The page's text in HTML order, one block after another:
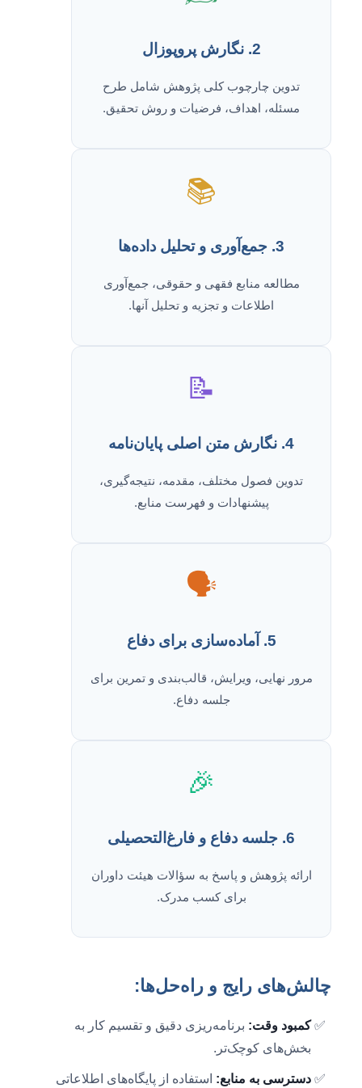
2. نگارش پروپوزال
تدوین چارچوب کلی پژوهش شامل طرح
مسئله، اهداف، فرضیات و روش تحقیق.
📚
3. جمع‌آوری و تحلیل داده‌ها
مطالعه منابع فقهی و حقوقی، جمع‌آوری
اطلاعات و تجزیه و تحلیل آنها.
📝
4. نگارش متن اصلی پایان‌نامه
تدوین فصول مختلف، مقدمه، نتیجه‌گیری،
پیشنهادات و فهرست منابع.
🗣️
5. آماده‌سازی برای دفاع
مرور نهایی، ویرایش، قالب‌بندی و تمرین برای
جلسه دفاع.
🎉
6. جلسه دفاع و فارغ‌التحصیلی
ارائه پژوهش و پاسخ به سؤالات هیئت داوران
برای کسب مدرک.
چالش‌های رایج و راه‌حل‌ها:
کمبود وقت: برنامه‌ریزی دقیق و تقسیم کار به
بخش‌های کوچک‌تر.
دسترسی به منابع: استفاده از پایگاه‌های اطلاعاتی